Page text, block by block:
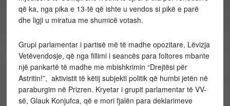
që ka, nga pika e 13-të që ishte u vendos si pikë e parë
dhe ligji u miratua me shumicë votash.
Grupi parlamentar i partisë më të madhe opozitare, Lëvizja
Vetëvendosje, që nga fillimi i seancës para foltores mbante
një pankartë të madhe me mbishkrimin “Drejtësi për
Astritin!”, aktivistit të këtij subjekti politik që humbi jetën në
paraburgim në Prizren. Kryetar i grupit parlamentar të VV-
së, Glauk Konjufca, që e mori fjalën para deklarimeve